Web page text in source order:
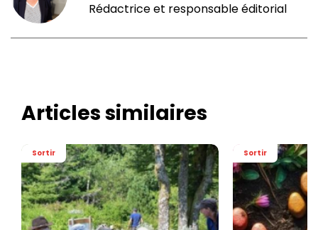
Rédactrice et responsable éditorial
Articles similaires
Sortir Sortir